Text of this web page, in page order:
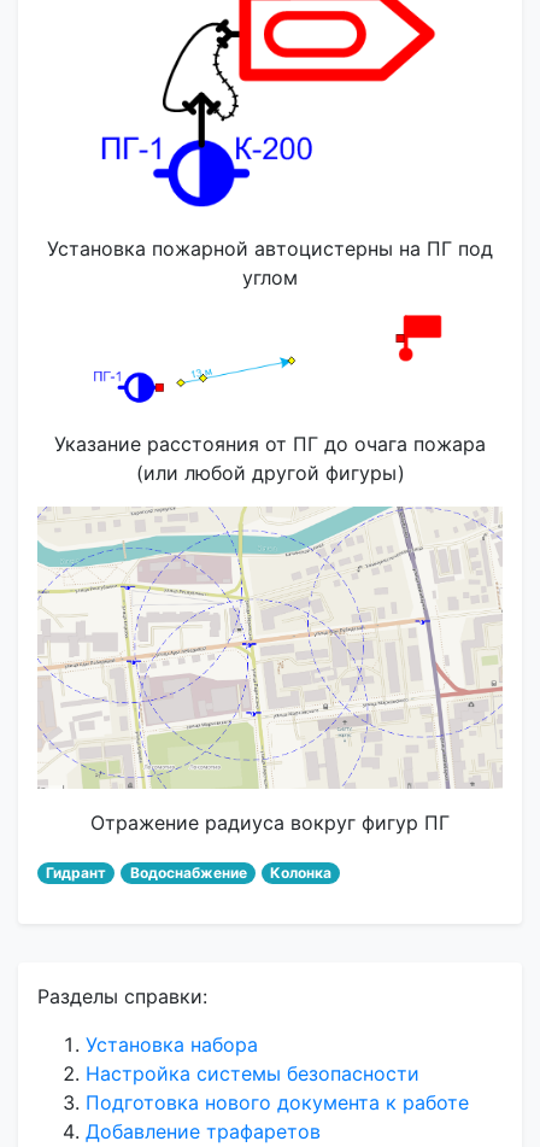
Установка пожарной автоцистерны на ПГ под
углом
Указание расстояния от ПГ до очага пожара
(или любой другой фигуры)
Отражение радиуса вокруг фигур ПГ
Гидрант Водоснабжение Колонка
Разделы справки:
Установка набора
Настройка системы безопасности
Подготовка нового документа к работе
Добавление трафаретов